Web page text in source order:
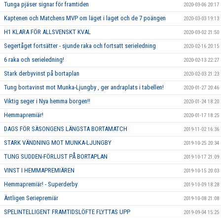
Tunga pjäser signar för framtiden 2020-03-06 20:17
Kaptenen och Matchens MVP om läget i laget och de 7 poängen 2020-03-03 19:13
H1 KLARA FÖR ALLSVENSKT KVAL 2020-03-02 21:50
Segertåget fortsätter - sjunde raka och fortsatt serieledning 2020-02-16 20:15
6 raka och serieledning! 2020-02-13 22:27
Stark derbyvinst på bortaplan 2020-02-03 21:23
Tung bortavinst mot Munka-Ljungby , ger andraplats i tabellen! 2020-01-27 20:46
Viktig seger i Nya hemma borgen!! 2020-01-24 18:20
Hemmapremiär! 2020-01-17 18:25
DAGS FÖR SÄSONGENS LÄNGSTA BORTAMATCH 2019-11-02 16:36
STARK VÄNDNING MOT MUNKA-LJUNGBY 2019-10-25 20:34
TUNG SUDDEN-FÖRLUST PÅ BORTAPLAN 2019-10-17 21:09
VINST I HEMMAPREMIÄREN 2019-10-15 20:03
Hemmapremiär! - Superderby 2019-10-09 18:28
Äntligen Seriepremiär 2019-10-08 21:08
SPELINTELLIGENT FRAMTIDSLÖFTE FLYTTAS UPP 2019-09-04 15:25